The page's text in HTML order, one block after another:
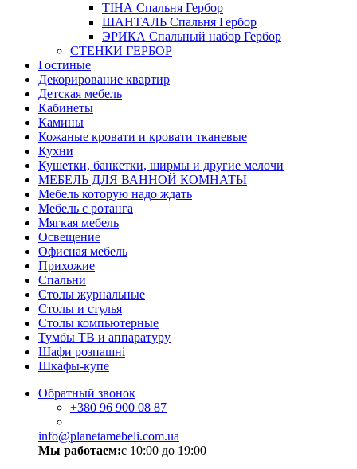
ТІНА Спальня Гербор
ШАНТАЛЬ Спальня Гербор
ЭРИКА Спальный набор Гербор
СТЕНКИ ГЕРБОР
Гостиные
Декорирование квартир
Детская мебель
Кабинеты
Камины
Кожаные кровати и кровати тканевые
Кухни
Кушетки, банкетки, ширмы и другие мелочи
МЕБЕЛЬ ДЛЯ ВАННОЙ КОМНАТЫ
Мебель которую надо ждать
Мебель с ротанга
Мягкая мебель
Освещение
Офисная мебель
Прихожие
Спальни
Столы журнальные
Столы и стулья
Столы компьютерные
Тумбы ТВ и аппаратуру
Шафи розпашні
Шкафы-купе
Обратный звонок
+380 96 900 08 87
info@planetamebeli.com.ua
Мы работаем:с 10:00 до 19:00